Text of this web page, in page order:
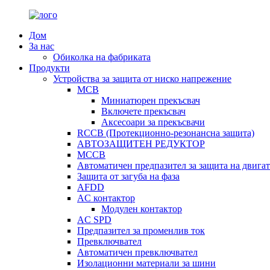
Дом
За нас
Обиколка на фабриката
Продукти
Устройства за защита от ниско напрежение
MCB
Миниатюрен прекъсвач
Включете прекъсвач
Аксесоари за прекъсвачи
RCCB (Протекционно-резонансна защита)
АВТОЗАЩИТЕН РЕДУКТОР
MCCB
Автоматичен предпазител за защита на
Защита от загуба на фаза
AFDD
AC контактор
Модулен контактор
AC SPD
Предпазител за променлив ток
Превключвател
Автоматичен превключвател
Изолационни материали за шини